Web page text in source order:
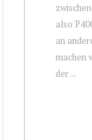
also
an
machen
der ...